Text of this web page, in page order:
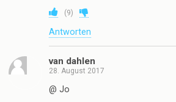
(9)
Antworten
van dahlen
28. August 2017
@ Jo